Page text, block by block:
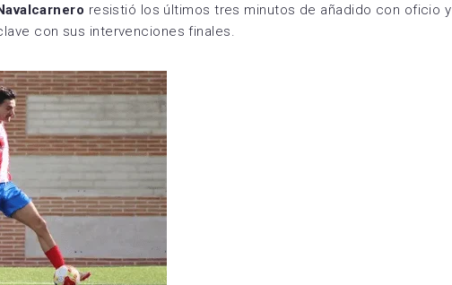
resistió los últimos tres minutos de añadido con oficio y
con sus intervenciones finales.